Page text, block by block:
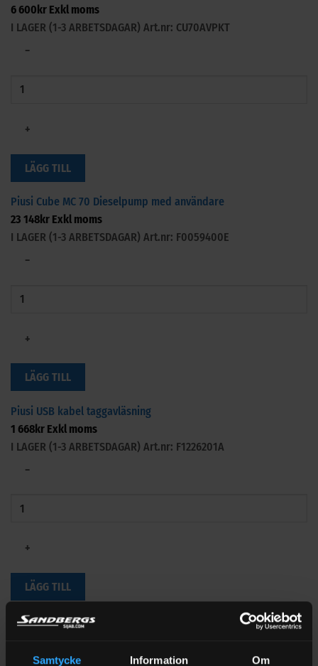
Samtycke Information Om
6 600 kr Exkl moms
I LAGER (1-3 ARBETSDAGAR) Art.nr: CU70AVPKT
−
+
LÄGG TILL
Piusi Cube MC 70 Dieselpump med användare
23 148kr Exkl moms
I LAGER (1-3 ARBETSDAGAR) Art.nr: F0059400E
−
+
LÄGG TILL
Piusi USB kabel taggavläsning
1 668kr Exkl moms
I LAGER (1-3 ARBETSDAGAR) Art.nr: F1226201A
−
+
LÄGG TILL
Piusi Röd tagg Manager key
I LAGER (1-3 ARBETSDAGAR)Art.nr: F1249600A